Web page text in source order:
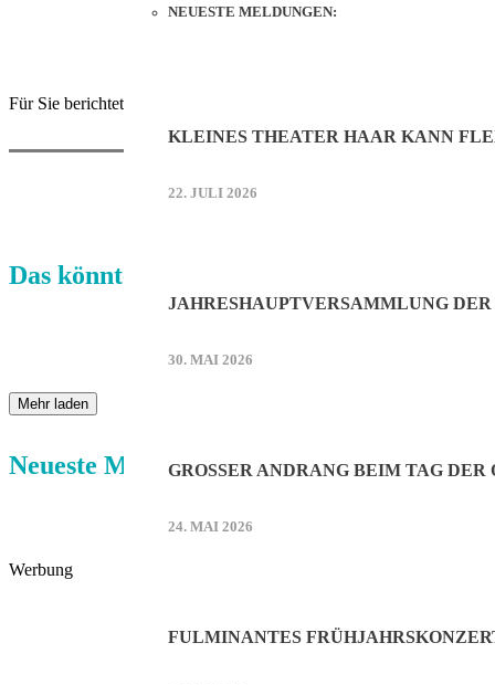
NEUESTE MELDUNGEN:
KLEINES THEATER HAAR KANN
22. JULI 2026
JAHRESHAUPTVERSAMMLUNG
30. MAI 2026
GROSSER ANDRANG BEIM TAG DER
24. MAI 2026
FULMINANTES
Für Sie berichtete Manuela Praxl.
Das könnte Sie auch interessieren:
Mehr laden
Neueste Meldungen:
Werbung